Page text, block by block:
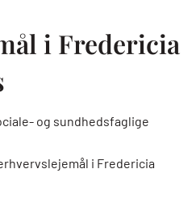
i Fredericia
og sundhedsfaglige
i Fredericia